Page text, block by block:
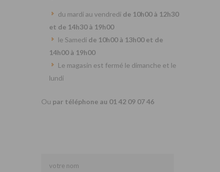
du mardi au vendredi de 10h00 à 12h30
et de 14h30 à 19h00
le Samedi de 10h00 à 13h00 et de
14h00 à 19h00
Le magasin est fermé le dimanche et le
lundi
Ou par téléphone au 01 42 09 07 46